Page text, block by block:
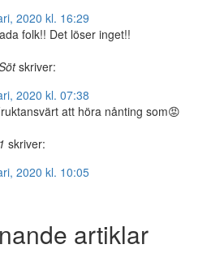
2020 kl. 16:29
folk!! Det löser inget!!
skriver:
2020 kl. 07:38
att höra nånting som😡
1 skriver:
2020 kl. 10:05
artiklar